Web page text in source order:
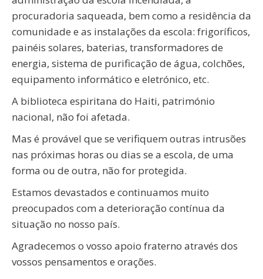
procuradoria saqueada, bem como a residência da
comunidade e as instalações da escola: frigoríficos,
painéis solares, baterias, transformadores de
energia, sistema de purificação de água, colchões,
equipamento informático e eletrónico, etc.
A biblioteca espiritana do Haiti, património
nacional, não foi afetada.
Mas é provável que se verifiquem outras intrusões
nas próximas horas ou dias se a escola, de uma
forma ou de outra, não for protegida.
Estamos devastados e continuamos muito
preocupados com a deterioração contínua da
situação no nosso país.
Agradecemos o vosso apoio fraterno através dos
vossos pensamentos e orações.